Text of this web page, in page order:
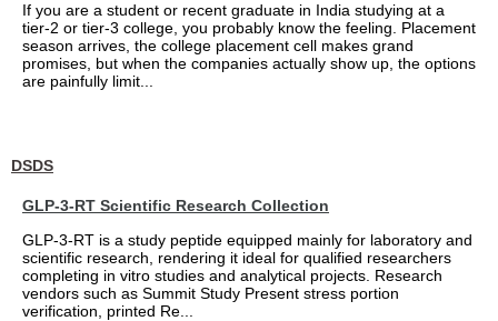
If you are a student or recent graduate in India studying at a
tier-2 or tier-3 college, you probably know the feeling. Placement
season arrives, the college placement cell makes grand
promises, but when the companies actually show up, the options
are painfully limit...
DSDS
GLP-3-RT Scientific Research Collection
GLP-3-RT is a study peptide equipped mainly for laboratory and
scientific research, rendering it ideal for qualified researchers
completing in vitro studies and analytical projects. Research
vendors such as Summit Study Present stress portion
verification, printed Re...